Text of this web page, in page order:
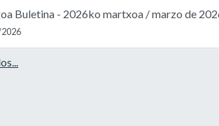
Buletina - 2026ko martxoa / marzo de